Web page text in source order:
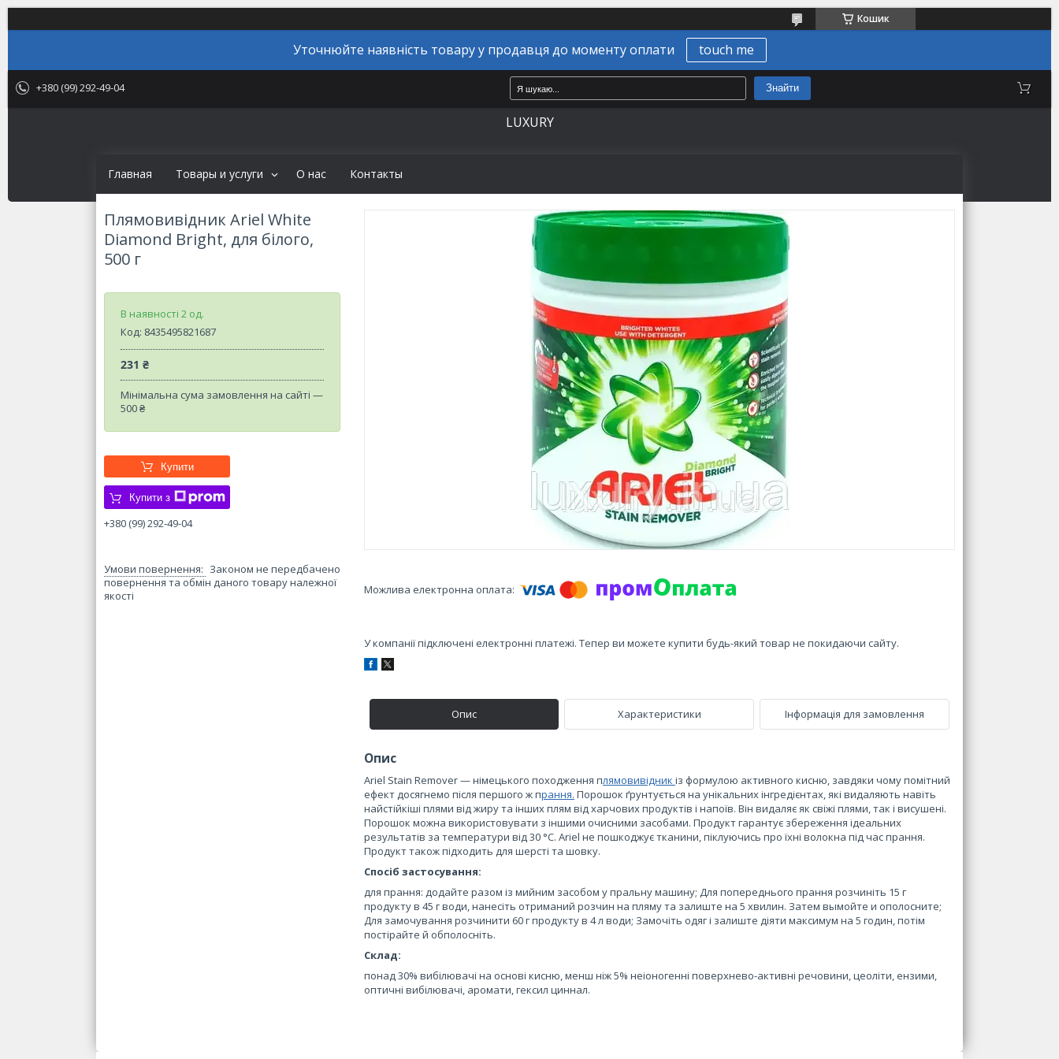
Кошик
Уточнюйте наявність товару у продавця до моменту оплати touch me
+380 (99) 292-49-04 Знайти
LUXURY
Главная Товары и услуги О нас Контакты
Плямовивідник Ariel White
Diamond Bright, для білого,
500 г
В наявності 2 од.
Код: 8435495821687
231 ₴
Мінімальна сума замовлення на сайті —
500 ₴
Купити
Купити з
+380 (99) 292-49-04
Законом не передбачено
повернення та обмін даного товару належної
якості
У компанії підключені електронні платежі. Тепер ви можете купити будь-який товар не покидаючи сайту.
Опис Характеристики Інформація для замовлення
Опис
Ariel Stain Remover — німецького походження плямовивідник із формулою активного кисню, завдяки чому помітний
ефект досягнемо після першого ж прання. Порошок ґрунтується на унікальних інгредієнтах, які видаляють навіть
найстійкіші плями від жиру та інших плям від харчових продуктів і напоїв. Він видаляє як свіжі плями, так і висушені.
Порошок можна використовувати з іншими очисними засобами. Продукт гарантує збереження ідеальних
результатів за температури від 30 °C. Ariel не пошкоджує тканини, піклуючись про їхні волокна під час прання.
Продукт також підходить для шерсті та шовку.
Спосіб застосування:
для прання: додайте разом із мийним засобом у пральну машину; Для попереднього прання розчиніть 15 г
продукту в 45 г води, нанесіть отриманий розчин на пляму та залиште на 5 хвилин. Затем вымойте и ополосните;
Для замочування розчинити 60 г продукту в 4 л води; Замочіть одяг і залиште діяти максимум на 5 годин, потім
постірайте й обполосніть.
Склад:
понад 30% вибілювачі на основі кисню, менш ніж 5% неіоногенні поверхнево-активні речовини, цеоліти, ензими,
оптичні вибілювачі, аромати, гексил циннал.